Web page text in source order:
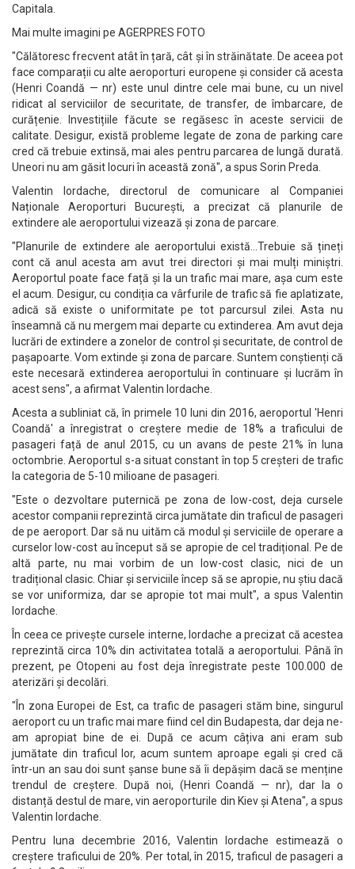
Capitala.
Mai multe imagini pe AGERPRES FOTO
"Călătoresc frecvent atât în țară, cât și în străinătate. De aceea pot
face comparații cu alte aeroporturi europene și consider că acesta
(Henri Coandă — nr) este unul dintre cele mai bune, cu un nivel
ridicat al serviciilor de securitate, de transfer, de îmbarcare, de
curățenie. Investițiile făcute se regăsesc în aceste servicii de
calitate. Desigur, există probleme legate de zona de parking care
cred că trebuie extinsă, mai ales pentru parcarea de lungă durată.
Uneori nu am găsit locuri în această zonă", a spus Sorin Preda.
Valentin Iordache, directorul de comunicare al Companiei
Naționale Aeroporturi București, a precizat că planurile de
extindere ale aeroportului vizează și zona de parcare.
"Planurile de extindere ale aeroportului există...Trebuie să țineți
cont că anul acesta am avut trei directori și mai mulți miniștri.
Aeroportul poate face față și la un trafic mai mare, așa cum este
el acum. Desigur, cu condiția ca vârfurile de trafic să fie aplatizate,
adică să existe o uniformitate pe tot parcursul zilei. Asta nu
înseamnă că nu mergem mai departe cu extinderea. Am avut deja
lucrări de extindere a zonelor de control și securitate, de control de
pașapoarte. Vom extinde și zona de parcare. Suntem conștienți că
este necesară extinderea aeroportului în continuare și lucrăm în
acest sens", a afirmat Valentin Iordache.
Acesta a subliniat că, în primele 10 luni din 2016, aeroportul 'Henri
Coandă' a înregistrat o creștere medie de 18% a traficului de
pasageri față de anul 2015, cu un avans de peste 21% în luna
octombrie. Aeroportul s-a situat constant în top 5 creșteri de trafic
la categoria de 5-10 milioane de pasageri.
"Este o dezvoltare puternică pe zona de low-cost, deja cursele
acestor companii reprezintă circa jumătate din traficul de pasageri
de pe aeroport. Dar să nu uităm că modul și serviciile de operare a
curselor low-cost au început să se apropie de cel tradițional. Pe de
altă parte, nu mai vorbim de un low-cost clasic, nici de un
tradițional clasic. Chiar și serviciile încep să se apropie, nu știu dacă
se vor uniformiza, dar se apropie tot mai mult", a spus Valentin
Iordache.
În ceea ce privește cursele interne, Iordache a precizat că acestea
reprezintă circa 10% din activitatea totală a aeroportului. Până în
prezent, pe Otopeni au fost deja înregistrate peste 100.000 de
aterizări și decolări.
"În zona Europei de Est, ca trafic de pasageri stăm bine, singurul
aeroport cu un trafic mai mare fiind cel din Budapesta, dar deja ne-
am apropiat bine de ei. După ce acum câțiva ani eram sub
jumătate din traficul lor, acum suntem aproape egali și cred că
într-un an sau doi sunt șanse bune să îi depășim dacă se menține
trendul de creștere. După noi, (Henri Coandă — nr), dar la o
distanță destul de mare, vin aeroporturile din Kiev și Atena", a spus
Valentin Iordache.
Pentru luna decembrie 2016, Valentin Iordache estimează o
creștere traficului de 20%. Per total, în 2015, traficul de pasageri a